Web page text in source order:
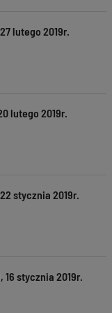
lutego 2019r.
lutego 2019r.
stycznia 2019r.
stycznia 2019r.